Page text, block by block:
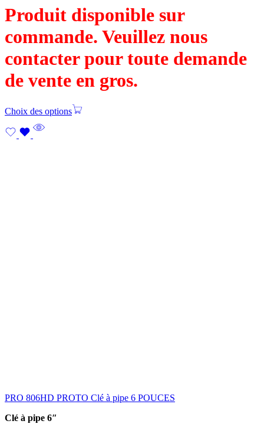
Produit disponible sur
commande. Veuillez nous
contacter pour toute demande
de vente en gros.
Choix des options
PRO 806HD PROTO Clé à pipe 6 POUCES
Clé à pipe 6″